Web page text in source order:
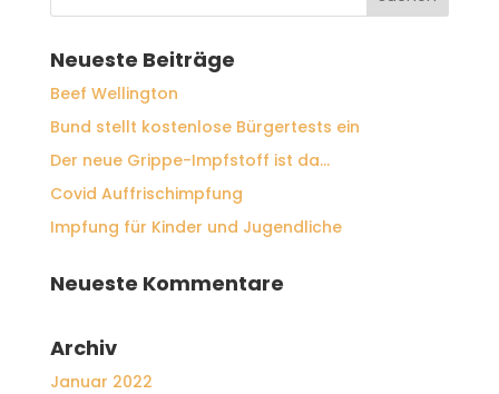
Neueste Beiträge
Beef Wellington
Bund stellt kostenlose Bürgertests ein
Der neue Grippe-Impfstoff ist da…
Covid Auffrischimpfung
Impfung für Kinder und Jugendliche
Neueste Kommentare
Archiv
Januar 2022